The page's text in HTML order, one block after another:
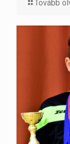
Tovább